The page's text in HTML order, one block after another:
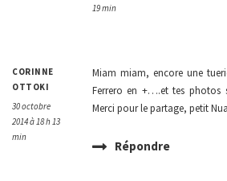
19 min
CORINNE
OTTOKI
30 octobre
2014 à 18 h 13
min
Miam miam, encore une
Ferrero en +….et tes photos
Merci pour le partage, petit
Répondre